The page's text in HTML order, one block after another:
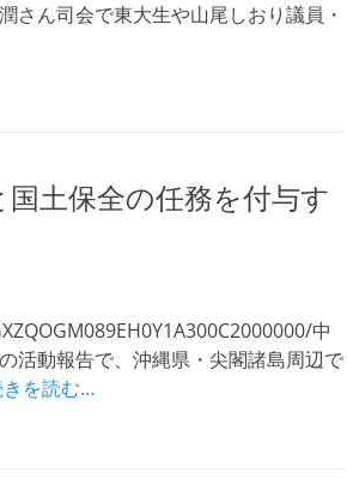
さん司会で東大生や山尾しおり議員・
土保全の任務を付与す
中
活動報告で、沖縄県・尖閣諸島周辺で
を読む…